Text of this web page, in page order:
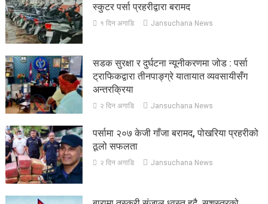
स्कुटर पर्सा प्रहरीद्वारा बरामद
१ दिन अगाडि Jansuchana News
सडक सुरक्षा र दुर्घटना न्यूनीकरणमा जोड : पर्सा
ट्राफिकद्वारा तीनपाङ्ग्रे यातायात व्यवसायीसँग
अन्तरक्रिया
२ दिन अगाडि Jansuchana News
पर्सामा २०७ केजी गाँजा बरामद, पोखरिया प्रहरीको
ठूलो सफलता
२ दिन अगाडि Jansuchana News